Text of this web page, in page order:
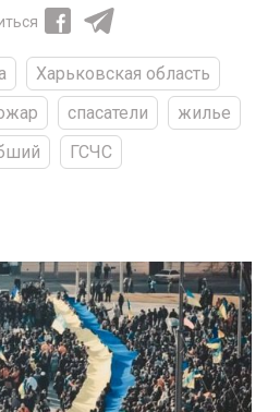
Харьковская область
спасатели
жилье
ГСЧС